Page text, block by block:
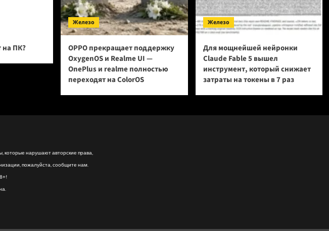
на ПК?
Железо
OPPO прекращает поддержку
OxygenOS и Realme UI —
OnePlus и realme полностью
переходят на ColorOS
Железо
Для мощнейшей нейронки
Claude Fable 5 вышел
инструмент, который снижает
затраты на токены в 7 раз
нарушают авторские права,
пожалуйста, сообщите нам.